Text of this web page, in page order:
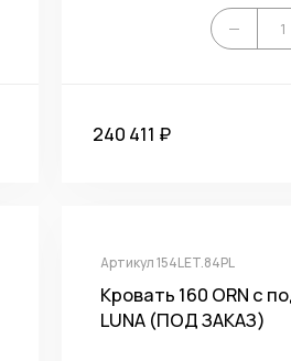
240 411 ₽
Артикул 154LET.84PL
Кровать 160 ORN с
LUNA (ПОД ЗАКАЗ)